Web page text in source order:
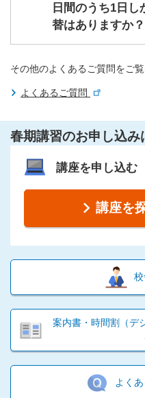
日間のうち1日
替はありますか？
その他のよくあるご質問をご
よくあるご質問
春期講習のお申し込み
講座を申し込む
講座を
案内書・時間割（デ
よく